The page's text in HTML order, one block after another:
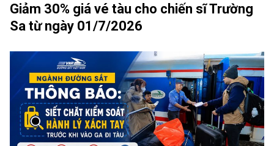
Giảm 30% giá vé tàu cho chiến sĩ Trường
Sa từ ngày 01/7/2026